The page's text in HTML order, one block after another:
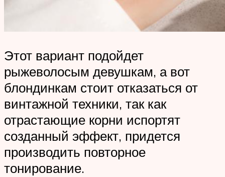
Этот вариант подойдет
рыжеволосым девушкам, а вот
блондинкам стоит отказаться от
винтажной техники, так как
отрастающие корни испортят
созданный эффект, придется
производить повторное
тонирование.